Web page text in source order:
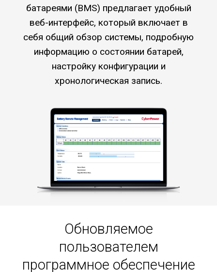
батареями (BMS) предлагает удобный
веб-интерфейс, который включает в
себя общий обзор системы, подробную
информацию о состоянии батарей,
настройку конфигурации и
хронологическая запись.
Обновляемое
пользователем
программное обеспечение